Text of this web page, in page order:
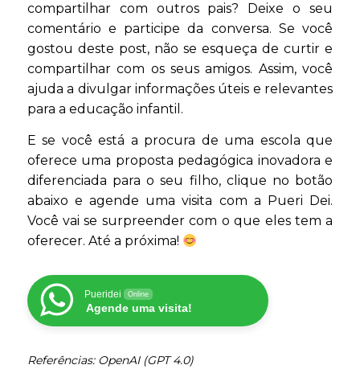
compartilhar com outros pais? Deixe o seu
comentário e participe da conversa. Se você
gostou deste post, não se esqueça de curtir e
compartilhar com os seus amigos. Assim, você
ajuda a divulgar informações úteis e relevantes
para a educação infantil.
E se você está a procura de uma escola que
oferece uma proposta pedagógica inovadora e
diferenciada para o seu filho, clique no botão
abaixo e agende uma visita com a Pueri Dei.
Você vai se surpreender com o que eles tem a
oferecer. Até a próxima!
Pueridei Online
Agende uma visita!
Referências: OpenAI (GPT 4.0)